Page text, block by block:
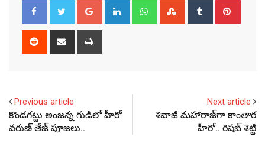
Google+ LinkedIn WhatsappStumbleUpon
Tumblr
Reddit
Share
Previous article
కొండగట్టు అంజన్న గుడిలో హీరో
వరుణ్ తేజ్ పూజలు..
Next article
శివాజీ మహారాజ్‌గా కాంతార
హీరో.. రిషబ్‌ శెట్టి